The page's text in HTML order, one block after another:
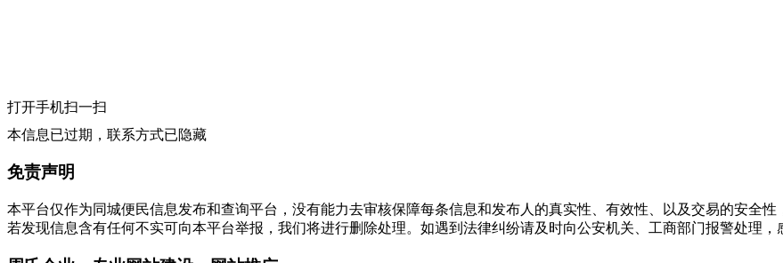
打开手机扫一扫
本信息已过期，联系方式已隐藏
免责声明
本平台仅作为同城便民信息发布和查询平台，没有能力去审核保障每条信息和发布人的真实性、有效性、以及交易的安全
若发现信息含有任何不实可向本平台举报，我们将进行删除处理。如遇到法律纠纷请及时向公安机关、工商部门报警处理，